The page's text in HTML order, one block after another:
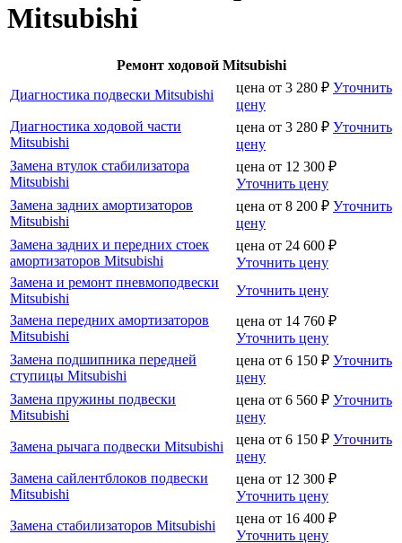
Mitsubishi
Ремонт ходовой Mitsubishi
Диагностика подвески Mitsubishi
цена от 3 280 ₽ Уточнить
цену
Диагностика ходовой части
Mitsubishi
цена от 3 280 ₽ Уточнить
цену
Замена втулок стабилизатора
Mitsubishi
цена от 12 300 ₽
Уточнить цену
Замена задних амортизаторов
Mitsubishi
цена от 8 200 ₽ Уточнить
цену
Замена задних и передних стоек
амортизаторов Mitsubishi
цена от 24 600 ₽
Уточнить цену
Замена и ремонт пневмоподвески
Mitsubishi
Уточнить цену
Замена передних амортизаторов
Mitsubishi
цена от 14 760 ₽
Уточнить цену
Замена подшипника передней
ступицы Mitsubishi
цена от 6 150 ₽ Уточнить
цену
Замена пружины подвески
Mitsubishi
цена от 6 560 ₽ Уточнить
цену
Замена рычага подвески Mitsubishi
цена от 6 150 ₽ Уточнить
цену
Замена сайлентблоков подвески
Mitsubishi
цена от 12 300 ₽
Уточнить цену
Замена стабилизаторов Mitsubishi
цена от 16 400 ₽
Уточнить цену